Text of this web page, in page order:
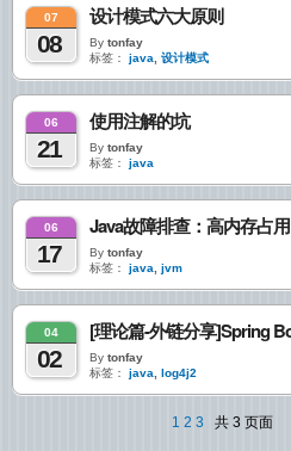
07
08
设计模式六大原则
By tonfay
标签：
java 设计模式
06
21
使用注解的坑
By tonfay
标签：
java
06
17
Java故障排查：高内存占用
By tonfay
标签：
java jvm
04
02 By tonfay
标签：
java log4j2
1 2 3 共 3 页面